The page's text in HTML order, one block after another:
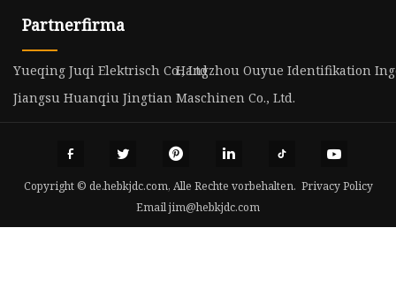
Partnerfirma
Yueqing Juqi Elektrisch Co., LtdHangzhou Ouyue Identifikation
Jiangsu Huanqiu Jingtian Maschinen Co., Ltd.
Copyright © de.hebkjdc.com, Alle Rechte vorbehalten. Privacy Policy
Emailjim@hebkjdc.com